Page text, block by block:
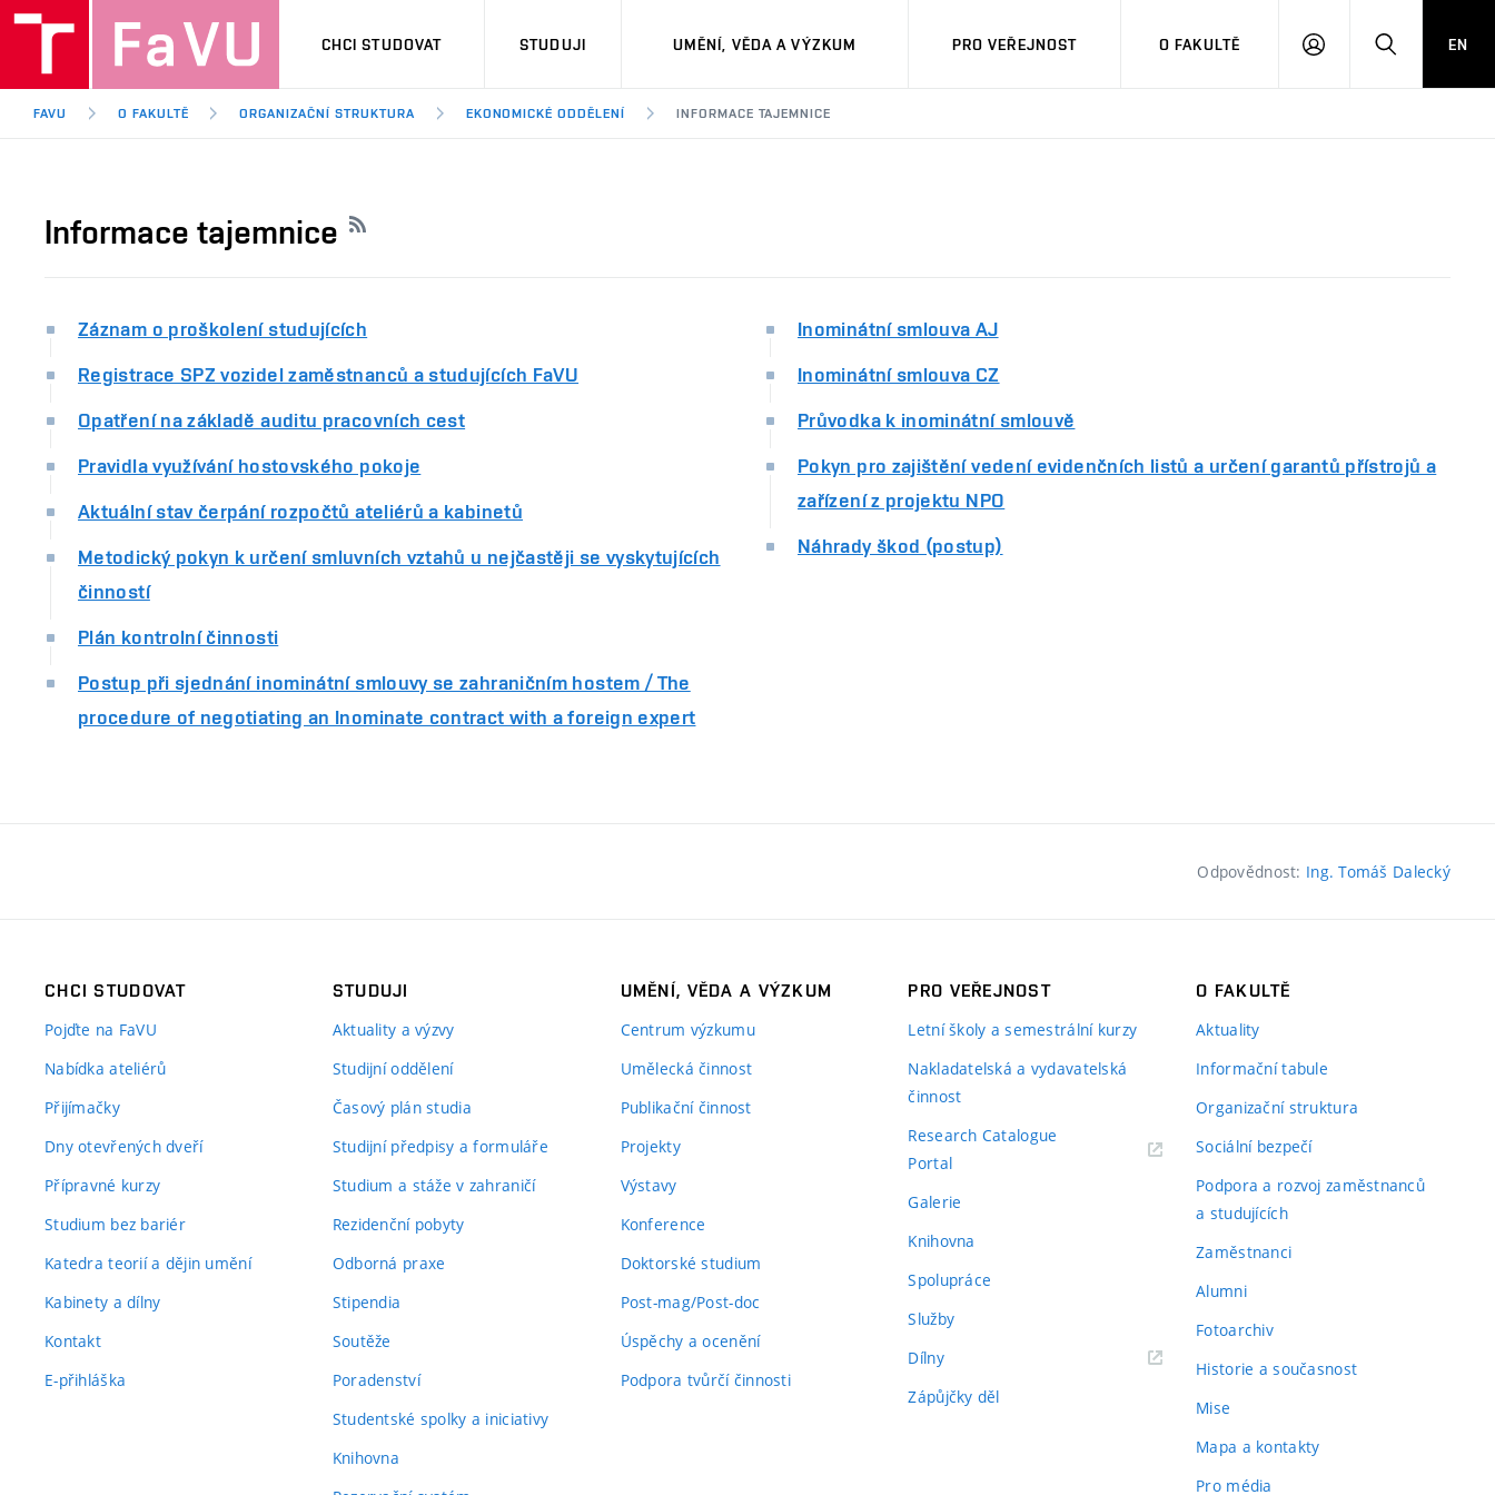
CHCI STUDOVAT STUDUJI UMĚNÍ, VĚDA A VÝZKUM PRO VEŘEJNOST O FAKULTĚ
PŘIHLÁSITHLEDAT
EN
FAVU O FAKULTĚ ORGANIZAČNÍ STRUKTURA EKONOMICKÉ ODDĚLENÍ INFORMACE TAJEMNICE
Informace tajemnice
Záznam o proškolení studujících
Registrace SPZ vozidel zaměstnanců a studujících FaVU
Opatření na základě auditu pracovních cest
Pravidla využívání hostovského pokoje
Aktuální stav čerpání rozpočtů ateliérů a kabinetů
Metodický pokyn k určení smluvních vztahů u nejčastěji se vyskytujících
činností
Plán kontrolní činnosti
Postup při sjednání inominátní smlouvy se zahraničním hostem / The
procedure of negotiating an Inominate contract with a foreign expert
Inominátní smlouva AJ
Inominátní smlouva CZ
Průvodka k inominátní smlouvě
Pokyn pro zajištění vedení evidenčních listů a určení garantů přístrojů a
zařízení z projektu NPO
Náhrady škod (postup)
Odpovědnost: Ing. Tomáš Dalecký
CHCI STUDOVAT
Pojďte na FaVU
Nabídka ateliérů
Přijímačky
Dny otevřených dveří
Přípravné kurzy
Studium bez bariér
Katedra teorií a dějin umění
Kabinety a dílny
Kontakt
E-přihláška
STUDUJI
Aktuality a výzvy
Studijní oddělení
Časový plán studia
Studijní předpisy a formuláře
Studium a stáže v zahraničí
Rezidenční pobyty
Odborná praxe
Stipendia
Soutěže
Poradenství
Studentské spolky a iniciativy
Knihovna
UMĚNÍ, VĚDA A VÝZKUM
Centrum výzkumu
Umělecká činnost
Publikační činnost
Projekty
Výstavy
Konference
Doktorské studium
Post-mag/Post-doc
Úspěchy a ocenění
Podpora tvůrčí činnosti
PRO VEŘEJNOST
Letní školy a semestrální kurzy
Nakladatelská a vydavatelská
činnost
Research Catalogue
Portal
Galerie
Knihovna
Spolupráce
Služby
Dílny
Zápůjčky děl
O FAKULTĚ
Aktuality
Informační tabule
Organizační struktura
Sociální bezpečí
Podpora a rozvoj zaměstnanců
a studujících
Zaměstnanci
Alumni
Fotoarchiv
Historie a současnost
Mise
Mapa a kontakty
Pro média